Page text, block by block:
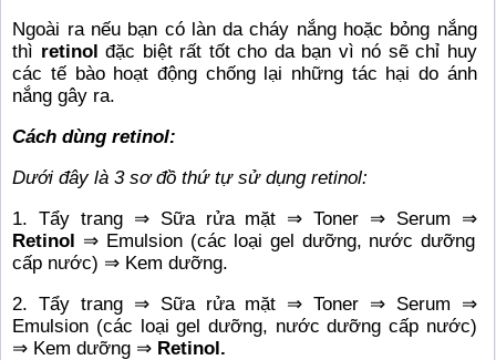
Ngoài ra nếu bạn có làn da cháy nắng hoặc bỏng nắng
thì retinolđặc biệt rất tốt cho da bạn vì nó sẽ chỉ huy
các tế bào hoạt động chống lại những tác hại do ánh
nắng gây ra.
Cách dùng retinol:
Dưới đây là 3 sơ đồ thứ tự sử dụng retinol:
1. Tẩy trang ⇒ Sữa rửa mặt ⇒ Toner ⇒ Serum ⇒
Retinol ⇒ Emulsion (các loại gel dưỡng, nước dưỡng
cấp nước) ⇒ Kem dưỡng.
2. Tẩy trang ⇒ Sữa rửa mặt ⇒ Toner ⇒ Serum ⇒
Emulsion (các loại gel dưỡng, nước dưỡng cấp nước)
⇒ Kem dưỡng ⇒ Retinol.